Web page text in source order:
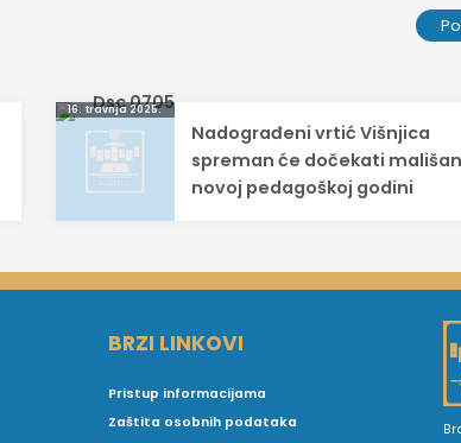
16. travnja 2025.
Nadograđeni vrtić Višnjica
spreman će dočekati
novoj pedagoškoj godini
BRZI LINKOVI
Pristup informacijama
Zaštita osobnih podataka